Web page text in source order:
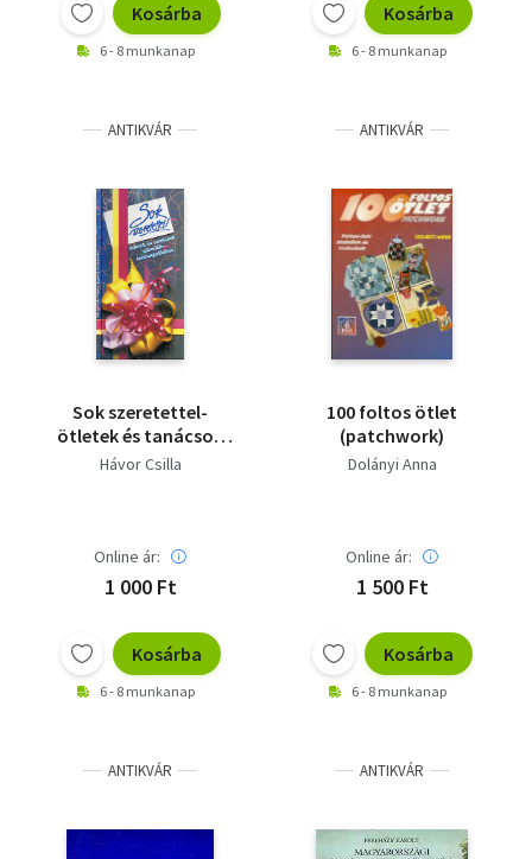
Kosárba
6 - 8 munkanap
Kosárba
6 - 8 munkanap
ANTIKVÁR
Sok szeretettel-
ötletek és tanácsok
ajándékcsomagoláshoz
Hávor Csilla
Online ár:
1 000 Ft
Kosárba
6 - 8 munkanap
ANTIKVÁR
100 foltos ötlet
(patchwork)
Dolányi Anna
Online ár:
1 500 Ft
Kosárba
6 - 8 munkanap
ANTIKVÁR ANTIKVÁR